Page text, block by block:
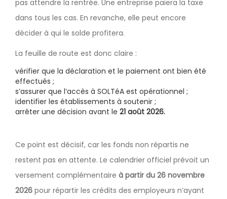
pas attendre la rentrée. Une entreprise paiera la taxe
dans tous les cas. En revanche, elle peut encore
décider à qui le solde profitera.
La feuille de route est donc claire :
vérifier que la déclaration et le paiement ont bien été
effectués ;
s’assurer que l’accès à SOLTéA est opérationnel ;
identifier les établissements à soutenir ;
arrêter une décision avant le 21 août 2026.
Ce point est décisif, car les fonds non répartis ne
restent pas en attente. Le calendrier officiel prévoit un
versement complémentaire à partir du 26 novembre
2026 pour répartir les crédits des employeurs n’ayant